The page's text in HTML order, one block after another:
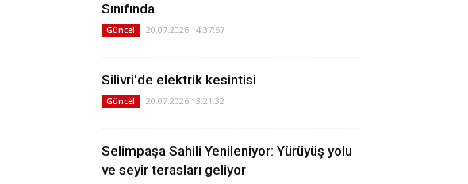
Sınıfında
Güncel 20.07.2026 14:37:57
Silivri'de elektrik kesintisi
Güncel 20.07.2026 13:21:32
Selimpaşa Sahili Yenileniyor: Yürüyüş yolu
ve seyir terasları geliyor